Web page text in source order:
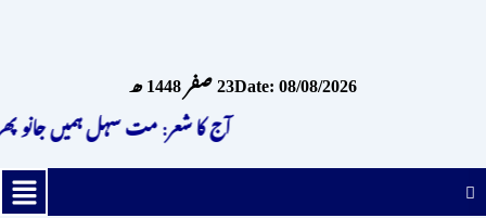
Date: 08/08/202623 صفر 1448 ھ
آج کا شعر: مت سہل ہمیں جانو